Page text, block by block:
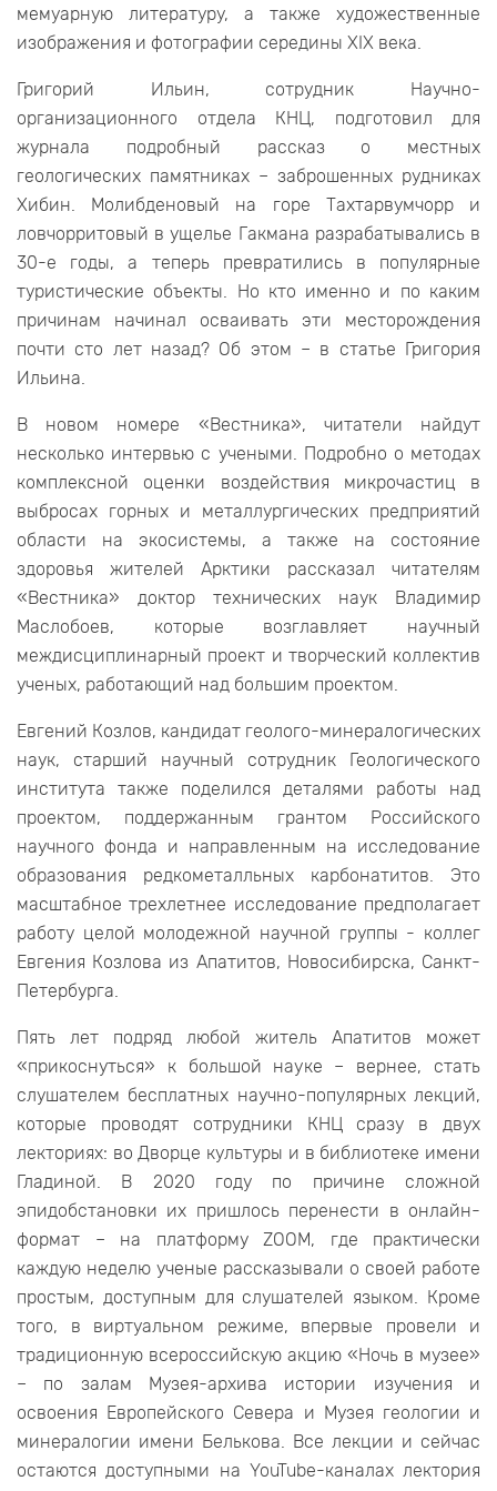
мемуарную литературу, а также художественные
изображения и фотографии середины XIX века.
Григорий Ильин, сотрудник Научно-
организационного отдела КНЦ, подготовил для
журнала подробный рассказ о местных
геологических памятниках – заброшенных рудниках
Хибин. Молибденовый на горе Тахтарвумчорр и
ловчорритовый в ущелье Гакмана разрабатывались в
30-е годы, а теперь превратились в популярные
туристические объекты. Но кто именно и по каким
причинам начинал осваивать эти месторождения
почти сто лет назад? Об этом – в статье Григория
Ильина.
В новом номере «Вестника», читатели найдут
несколько интервью с учеными. Подробно о методах
комплексной оценки воздействия микрочастиц в
выбросах горных и металлургических предприятий
области на экосистемы, а также на состояние
здоровья жителей Арктики рассказал читателям
«Вестника» доктор технических наук Владимир
Маслобоев, которые возглавляет научный
междисциплинарный проект и творческий коллектив
ученых, работающий над большим проектом.
Евгений Козлов, кандидат геолого-минералогических
наук, старший научный сотрудник Геологического
института также поделился деталями работы над
проектом, поддержанным грантом Российского
научного фонда и направленным на исследование
образования редкометалльных карбонатитов. Это
масштабное трехлетнее исследование предполагает
работу целой молодежной научной группы - коллег
Евгения Козлова из Апатитов, Новосибирска, Санкт-
Петербурга.
Пять лет подряд любой житель Апатитов может
«прикоснуться» к большой науке – вернее, стать
слушателем бесплатных научно-популярных лекций,
которые проводят сотрудники КНЦ сразу в двух
лекториях: во Дворце культуры и в библиотеке имени
Гладиной. В 2020 году по причине сложной
эпидобстановки их пришлось перенести в онлайн-
формат – на платформу ZOOM, где практически
каждую неделю ученые рассказывали о своей работе
простым, доступным для слушателей языком. Кроме
того, в виртуальном режиме, впервые провели и
традиционную всероссийскую акцию «Ночь в музее»
– по залам Музея-архива истории изучения и
освоения Европейского Севера и Музея геологии и
минералогии имени Белькова. Все лекции и сейчас
остаются доступными на YouTube-каналах лектория